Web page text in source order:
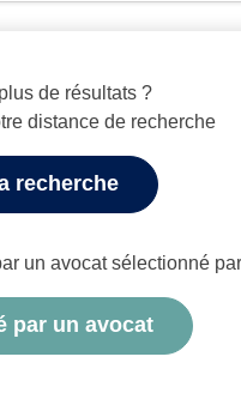
de résultats ?
distance de recherche
recherche
un avocat sélectionné
par un avocat